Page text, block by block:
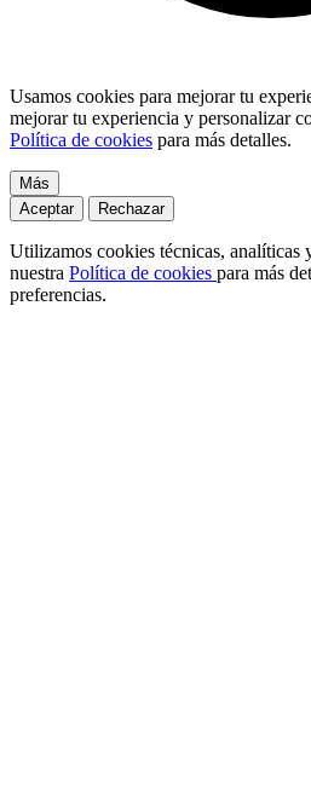
Usamos cookies para mejorar tu
mejorar tu experiencia y personalizar
Política de cookies para más detalles.
Más
Aceptar
Rechazar
Utilizamos cookies técnicas, analíticas
nuestra Política de cookies para más
preferencias.